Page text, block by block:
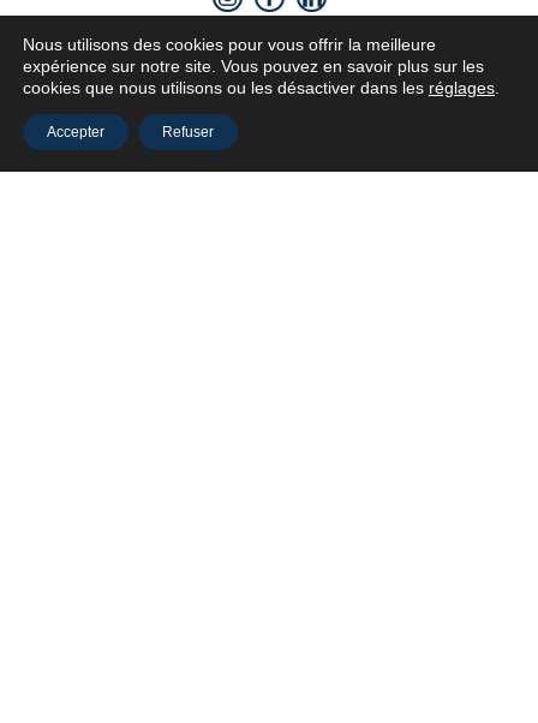
Nous utilisons des cookies pour vous offrir la meilleure
expérience sur notre site. Vous pouvez en savoir plus sur les
cookies que nous utilisons ou les désactiver dans les réglages
Accepter Refuser